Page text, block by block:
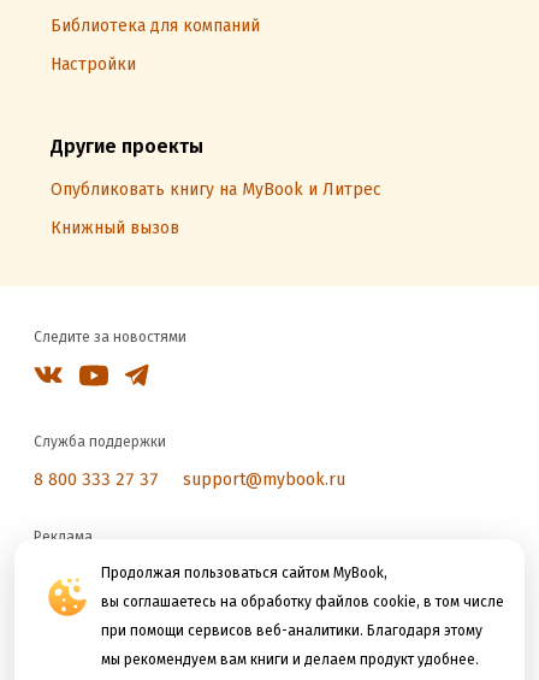
Продолжая пользоваться сайтом MyBook,
вы соглашаетесь на обработку файлов cookie, в том числе
при помощи сервисов веб-аналитики. Благодаря этому
мы рекомендуем вам книги и делаем продукт удобнее.
Библиотека для компаний
Настройки
Другие проекты
Опубликовать книгу на MyBook и Литрес
Книжный вызов
Следите за новостями
Служба поддержки
8 800 333 27 37 support@mybook.ru
Реклама
reklama@litres.ru
Мы принимаем к оплате